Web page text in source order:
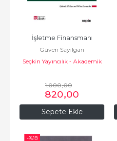
Sepete Ekle
İşletme Finansmanı
Güven Sayılgan
Seçkin Yayıncılık - Akademik
1.000,00
820,00
-%18